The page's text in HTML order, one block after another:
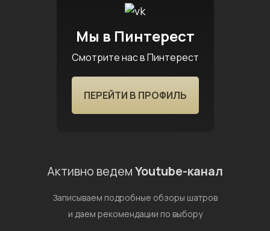
Мы в Пинтерест
Смотрите нас в Пинтерест
ПЕРЕЙТИ В ПРОФИЛЬ
Активно ведемYoutube-канал
Записываем подробные обзоры шатров
и даем рекомендации по выбору